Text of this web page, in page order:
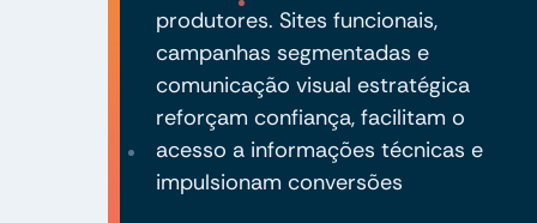
produtores. Sites funcionais,
campanhas segmentadas e
comunicação visual estratégica
reforçam confiança, facilitam o
acesso a informações técnicas e
impulsionam conversões